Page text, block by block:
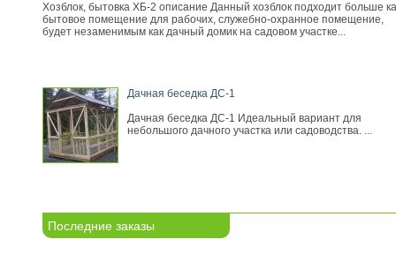
Хозблок, бытовка ХБ-2 описание Данный хозблок подходит больше
бытовое помещение для рабочих, служебно-охранное помещение,
будет незаменимым как дачный домик на садовом участке...
Дачная беседка ДС-1
Дачная беседка ДС-1 Идеальный вариант для
небольшого дачного участка или садоводства. ...
Последние заказы